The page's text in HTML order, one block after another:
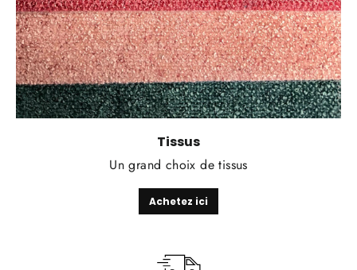
Tissus
Un grand choix de tissus
Achetez ici